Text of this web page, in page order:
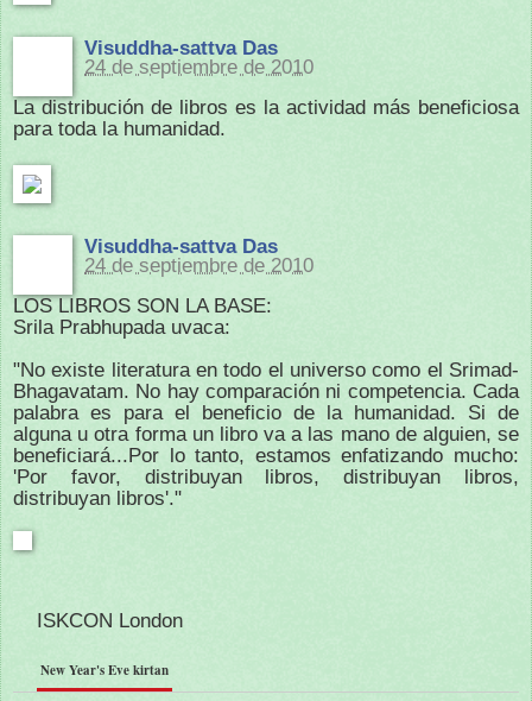
Visuddha-sattva Das
24 de septiembre de 2010
La distribución de libros es la actividad más beneficiosa
para toda la humanidad.
Visuddha-sattva Das
24 de septiembre de 2010
LOS LIBROS SON LA BASE:
Srila Prabhupada uvaca:
"No existe literatura en todo el universo como el Srimad-
Bhagavatam. No hay comparación ni competencia. Cada
palabra es para el beneficio de la humanidad. Si de
alguna u otra forma un libro va a las mano de alguien, se
beneficiará...Por lo tanto, estamos enfatizando mucho:
'Por favor, distribuyan libros, distribuyan libros,
distribuyan libros'."
ISKCON London
New Year's Eve kirtan